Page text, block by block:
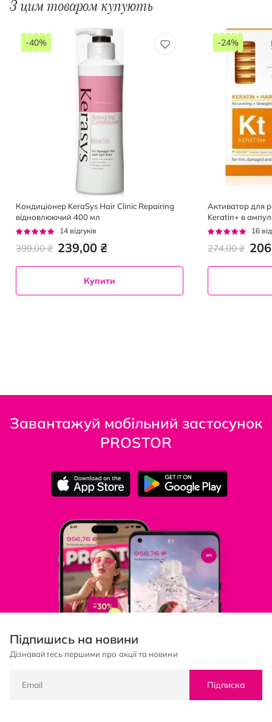
З цим товаром купують
Кондиціонер KeraSys Hair Clinic Repairing
відновлюючий 400 мл
Рейтинг:
14 відгуків
239,00 ₴
399,00 ₴
-40%
Купити
Активатор для
Keratin+ в
Рейтинг:
16
274,00 ₴
-24%
Завантажуй мобільний застосунок
PROSTOR
Підпишись на новини
Дізнавайтесь першими про акції та новини
Підписка